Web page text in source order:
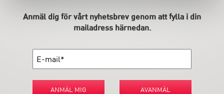
Anmäl dig för vårt nyhetsbrev genom att fylla i din
mailadress härnedan.
ANMÄL MIG AVANMÄL